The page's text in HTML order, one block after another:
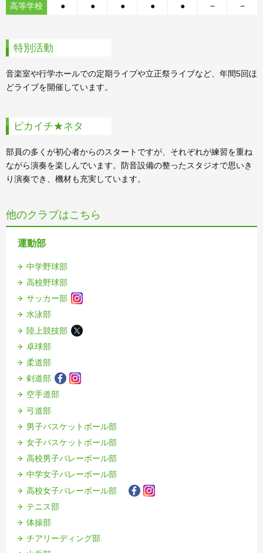
高等学校
● ● ● ● ● − −
特別活動
音楽室や行学ホールでの定期ライブや立正祭ライブなど、年間5回ほ
どライブを開催しています。
ピカイチ★ネタ
部員の多くが初心者からのスタートですが、それぞれが練習を重ね
ながら演奏を楽しんでいます。防音設備の整ったスタジオで思いき
り演奏でき、機材も充実しています。
他のクラブはこちら
運動部
中学野球部
高校野球部
サッカー部
水泳部
陸上競技部
卓球部
柔道部
剣道部
空手道部
弓道部
男子バスケットボール部
女子バスケットボール部
高校男子バレーボール部
中学女子バレーボール部
高校女子バレーボール部
テニス部
体操部
チアリーディング部